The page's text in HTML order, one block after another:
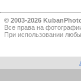
© 2003-2026
Все прaва на
При использовании